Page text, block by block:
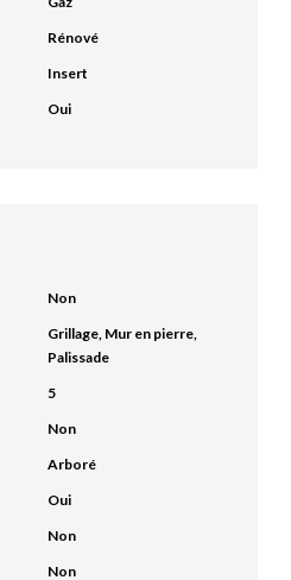
Rénové
Insert
Oui
Non
Grillage, Mur en pierre,
Palissade
5
Non
Arboré
Oui
Non
Non